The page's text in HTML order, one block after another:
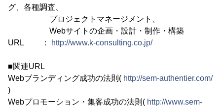
グ、各種調査、
プロジェクトマネージメント、
Webサイトの企画・設計・制作・構築
URL ：
http://www.k-consulting.co.jp/
■関連URL
Webブランディング成功の法則( http://sem-authentier.com/
)
Webプロモーション・集客成功の法則( http://www.sem-